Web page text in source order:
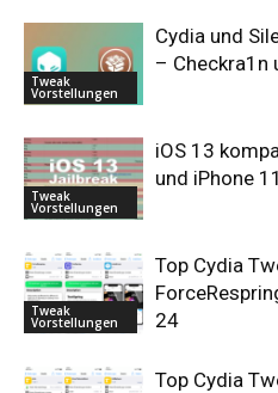
Tweak
Vorstellungen
Cydia und
– Checkra1n
Tweak
Vorstellungen
iOS 13
und iPhone 11
Tweak
Vorstellungen
Top Cydia
24
Top Cydia